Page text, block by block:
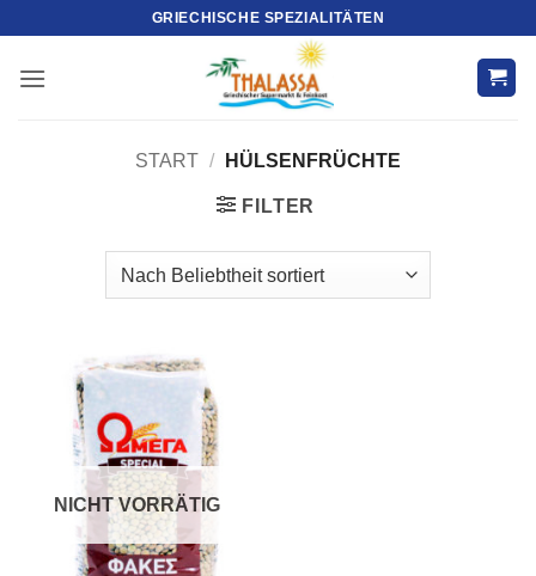
springen
GRIECHISCHE SPEZIALITÄTEN
START / HÜLSENFRÜCHTE
FILTER
NICHT VORRÄTIG